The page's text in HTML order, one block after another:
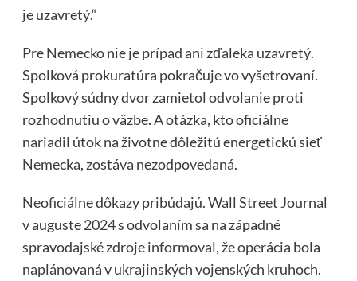
je uzavretý.“
Pre Nemecko nie je prípad ani zďaleka uzavretý.
Spolková prokuratúra pokračuje vo vyšetrovaní.
Spolkový súdny dvor zamietol odvolanie proti
rozhodnutiu o väzbe. A otázka, kto oficiálne
nariadil útok na životne dôležitú energetickú sieť
Nemecka, zostáva nezodpovedaná.
Neoficiálne dôkazy pribúdajú. Wall Street Journal
v auguste 2024 s odvolaním sa na západné
spravodajské zdroje informoval, že operácia bola
naplánovaná v ukrajinských vojenských kruhoch.